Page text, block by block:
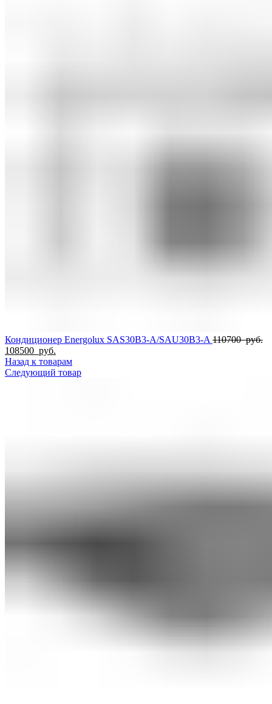
Кондиционер Energolux SAS30B3-A/SAU30B3-A 110700руб.
108500 руб.
цена:
108500
Назад к товарам
Следующий товар